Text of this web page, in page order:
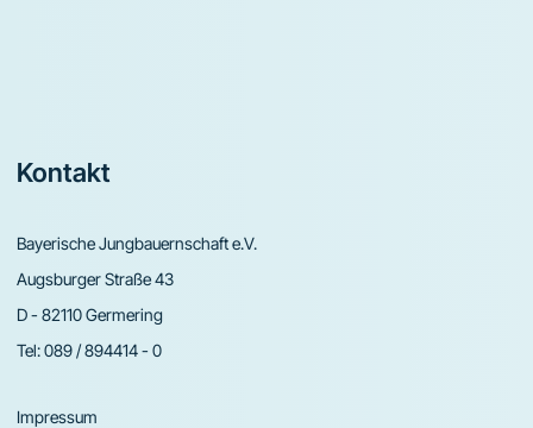
Footer
Kontakt
Bayerische Jungbauernschaft e.V.
Augsburger Straße 43
D - 82110 Germering
Tel:089 / 894414 - 0
Impressum